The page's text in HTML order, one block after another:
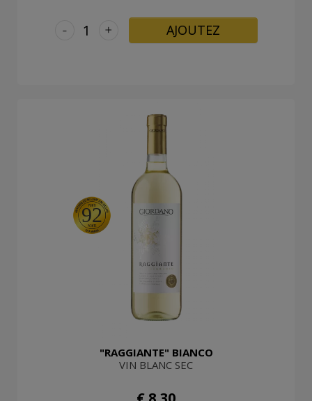
+
- AJOUTEZ
92
"RAGGIANTE" BIANCO
VIN BLANC SEC